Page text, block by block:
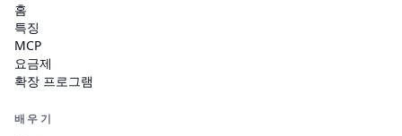
홈
특징
MCP
요금제
확장 프로그램
배우기